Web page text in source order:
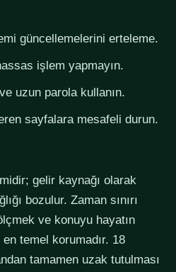
güncellemelerini erteleme.
işlem yapmayın.
uzun parola kullanın.
sayfalara mesafeli durun.
gelir kaynağı olarak
bozulur. Zaman sınırı
ve konuyu hayatın
temel korumadır. 18
tamamen uzak tutulması